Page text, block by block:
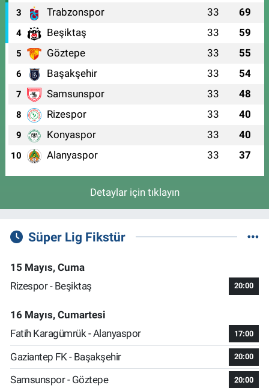
3 Trabzonspor 33 69
4 Beşiktaş 33 59
5 Göztepe 33 55
6 Başakşehir 33 54
7 Samsunspor 33 48
8 Rizespor 33 40
9 Konyaspor 33 40
10 Alanyaspor 33 37
Detaylar için tıklayın
Süper Lig Fikstür
15 Mayıs, Cuma
Rizespor - Beşiktaş
20:00
16 Mayıs, Cumartesi
Fatih Karagümrük - Alanyaspor
17:00
Gaziantep FK - Başakşehir 20:00
Samsunspor - Göztepe 20:00